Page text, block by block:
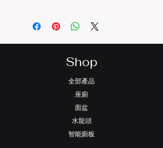
Shop
全部產品
座廁
面盆
水龍頭
智能廁板